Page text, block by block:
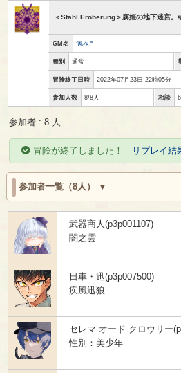
＜Stahl Eroberung＞腐姫の地下迷宮。
GM名 病み月
種別 通常
冒険終了日時 2022年07月23日 22時05分
参加人数 8/8人 相談
参加者 : 8 人
冒険が終了しました！ リプレイ結
参加者一覧（8人）
武器商人(p3p001107)
闇之雲
日車・迅(p3p007500)
疾風迅狼
セレマ オード クロウリー
性別：美少年